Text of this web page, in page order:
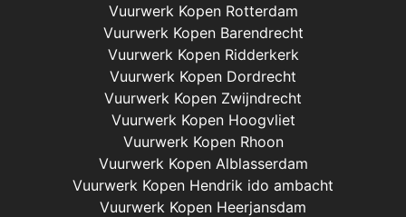
Vuurwerk Kopen Rotterdam
Vuurwerk Kopen Barendrecht
Vuurwerk Kopen Ridderkerk
Vuurwerk Kopen Dordrecht
Vuurwerk Kopen Zwijndrecht
Vuurwerk Kopen Hoogvliet
Vuurwerk Kopen Rhoon
Vuurwerk Kopen Alblasserdam
Vuurwerk Kopen Hendrik ido ambacht
Vuurwerk Kopen Heerjansdam